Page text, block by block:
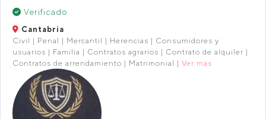
Verificado
Cantabria
Civil | Penal | Mercantil | Herencias | Consumidores y
usuarios | Familia | Contratos agrarios | Contrato de alquiler |
Contratos de arrendamiento | Matrimonial | Ver más